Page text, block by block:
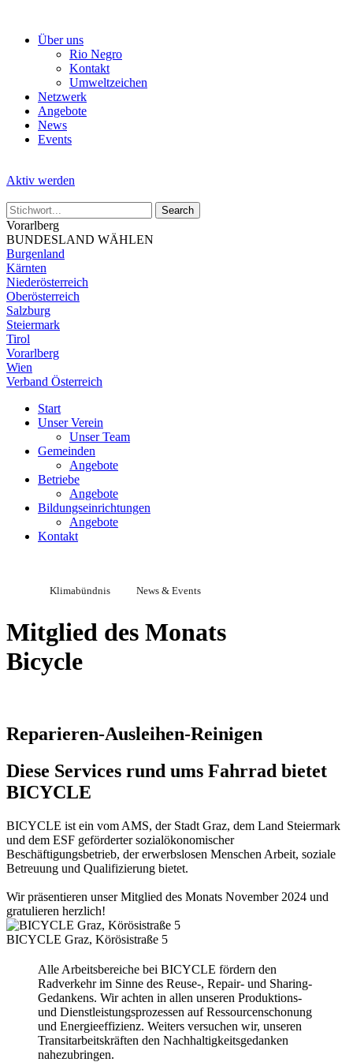
Über uns
Rio Negro
Kontakt
Umweltzeichen
Netzwerk
Angebote
News
Events
Aktiv werden
Vorarlberg
BUNDESLAND WÄHLEN
Burgenland
Kärnten
Niederösterreich
Oberösterreich
Salzburg
Steiermark
Tirol
Vorarlberg
Wien
Verband Österreich
Start
Unser Verein
Unser Team
Gemeinden
Angebote
Betriebe
Angebote
Bildungseinrichtungen
Angebote
Kontakt
Klimabündnis News & Events
Mitglied des Monats
Bicycle
Reparieren-Ausleihen-Reinigen
Diese Services rund ums Fahrrad bietet
BICYCLE
BICYCLE ist ein vom AMS, der Stadt Graz, dem Land Steiermark
und dem ESF geförderter sozialökonomischer
Beschäftigungsbetrieb, der erwerbslosen Menschen Arbeit, soziale
Betreuung und Qualifizierung bietet.
Wir präsentieren unser Mitglied des Monats November 2024 und
gratulieren herzlich!
BICYCLE Graz, Körösistraße 5
Alle Arbeitsbereiche bei BICYCLE fördern den
Radverkehr im Sinne des Reuse-, Repair- und Sharing-
Gedankens. Wir achten in allen unseren Produktions-
und Dienstleistungsprozessen auf Ressourcenschonung
und Energieeffizienz. Weiters versuchen wir, unseren
Transitarbeitskräften den Nachhaltigkeitsgedanken
nahezubringen.